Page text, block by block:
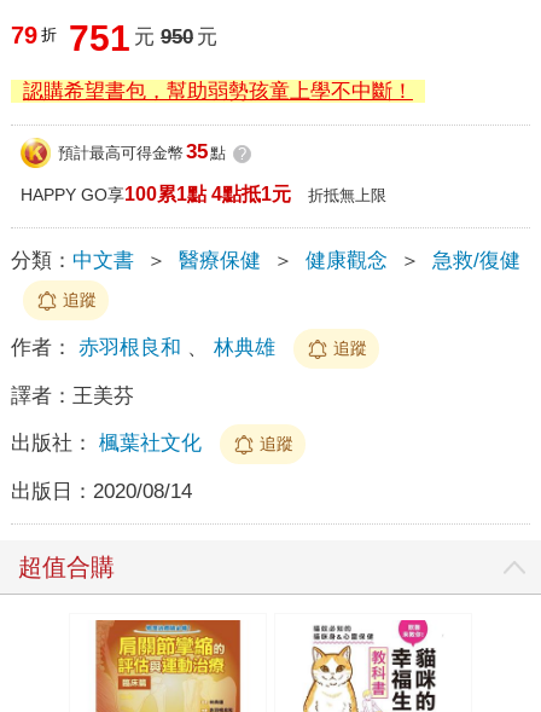
79 折 751 元 950 元
認購希望書包，幫助弱勢孩童上學不中斷！
預計最高可得金幣 35點 ?
HAPPY GO享100累1點 4點抵1元 折抵無上限
分類： 中文書 ＞ 醫療保健 ＞ 健康觀念 ＞ 急救/復健
追蹤
作者： 赤羽根良和 、 林典雄 追蹤
譯者： 王美芬
出版社： 楓葉社文化 追蹤
出版日： 2020/08/14
超值合購